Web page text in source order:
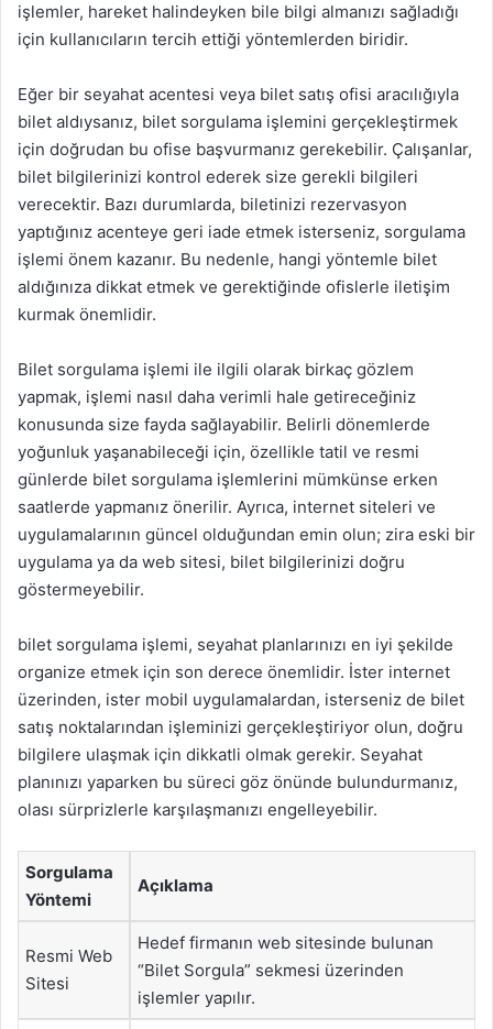
işlemler, hareket halindeyken bile bilgi almanızı sağladığı
için kullanıcıların tercih ettiği yöntemlerden biridir.
Eğer bir seyahat acentesi veya bilet satış ofisi aracılığıyla
bilet aldıysanız, bilet sorgulama işlemini gerçekleştirmek
için doğrudan bu ofise başvurmanız gerekebilir. Çalışanlar,
bilet bilgilerinizi kontrol ederek size gerekli bilgileri
verecektir. Bazı durumlarda, biletinizi rezervasyon
yaptığınız acenteye geri iade etmek isterseniz, sorgulama
işlemi önem kazanır. Bu nedenle, hangi yöntemle bilet
aldığınıza dikkat etmek ve gerektiğinde ofislerle iletişim
kurmak önemlidir.
Bilet sorgulama işlemi ile ilgili olarak birkaç gözlem
yapmak, işlemi nasıl daha verimli hale getireceğiniz
konusunda size fayda sağlayabilir. Belirli dönemlerde
yoğunluk yaşanabileceği için, özellikle tatil ve resmi
günlerde bilet sorgulama işlemlerini mümkünse erken
saatlerde yapmanız önerilir. Ayrıca, internet siteleri ve
uygulamalarının güncel olduğundan emin olun; zira eski bir
uygulama ya da web sitesi, bilet bilgilerinizi doğru
göstermeyebilir.
bilet sorgulama işlemi, seyahat planlarınızı en iyi şekilde
organize etmek için son derece önemlidir. İster internet
üzerinden, ister mobil uygulamalardan, isterseniz de bilet
satış noktalarından işleminizi gerçekleştiriyor olun, doğru
bilgilere ulaşmak için dikkatli olmak gerekir. Seyahat
planınızı yaparken bu süreci göz önünde bulundurmanız,
olası sürprizlerle karşılaşmanızı engelleyebilir.
Sorgulama
Yöntemi
Açıklama
Resmi Web
Sitesi
Hedef firmanın web sitesinde bulunan
“Bilet Sorgula” sekmesi üzerinden
işlemler yapılır.